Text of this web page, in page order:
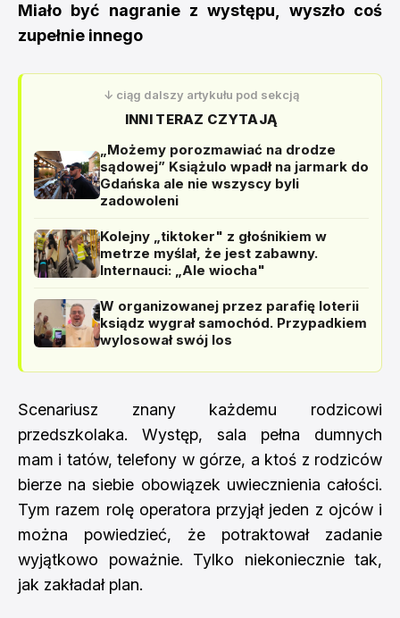
Miało być nagranie z występu, wyszło coś
zupełnie innego
↓ ciąg dalszy artykułu pod sekcją
INNI TERAZ CZYTAJĄ
„Możemy porozmawiać na drodze
sądowej” Książulo wpadł na jarmark do
Gdańska ale nie wszyscy byli
zadowoleni
Kolejny „tiktoker" z głośnikiem w
metrze myślał, że jest zabawny.
Internauci: „Ale wiocha"
W organizowanej przez parafię loterii
ksiądz wygrał samochód. Przypadkiem
wylosował swój los
Scenariusz znany każdemu rodzicowi
przedszkolaka. Występ, sala pełna dumnych
mam i tatów, telefony w górze, a ktoś z rodziców
bierze na siebie obowiązek uwiecznienia całości.
Tym razem rolę operatora przyjął jeden z ojców i
można powiedzieć, że potraktował zadanie
wyjątkowo poważnie. Tylko niekoniecznie tak,
jak zakładał plan.